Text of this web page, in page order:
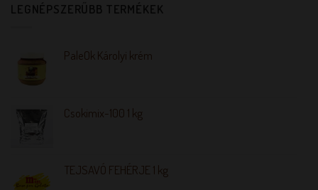
LEGNÉPSZERŰBB TERMÉKEK
PaleOk Károlyi krém
Csokimix-100 1 kg
TEJSAVÓ FEHÉRJE 1 kg